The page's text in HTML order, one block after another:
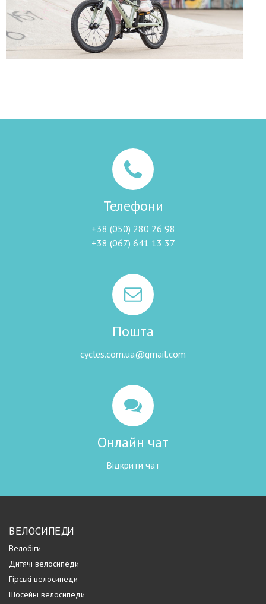
Телефони
+38 (050) 280 26 98
+38 (067) 641 13 37
Пошта
cycles.com.ua@gmail.com
Онлайн чат
Відкрити чат
ВЕЛОСИПЕДИ
Велобіги
Дитячі велосипеди
Гірські велосипеди
Шосейні велосипеди